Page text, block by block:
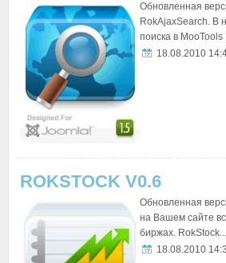
Обновленная
RokAjaxSearch. В
поиска в MooTools
18.08.2010
ROKSTOCK V0.6
Обновленная
на Вашем сайте
биржах. RokStock...
18.08.2010